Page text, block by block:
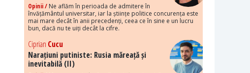
Opinii / Ne aflăm în perioada de admitere în
învățământul universitar, iar la științe politice concurența este
mai mare decât în anii precedenți, ceea ce în sine e un lucru
bun, dacă nu te uiți decât la cifre.
Ciprian Cucu
Narațiuni putiniste: Rusia măreață și
inevitabilă (II)